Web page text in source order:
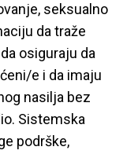
seksualno
da traže
osiguraju da
e i da imaju
nasilja bez
Sistemska
podrške,